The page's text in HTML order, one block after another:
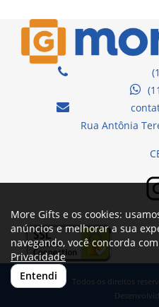
Rua Antônia
Todos os direitos
More Gifts e os cookies:
anúncios e melhorar a sua
navegando, você concorda
Privacidade
Entendi